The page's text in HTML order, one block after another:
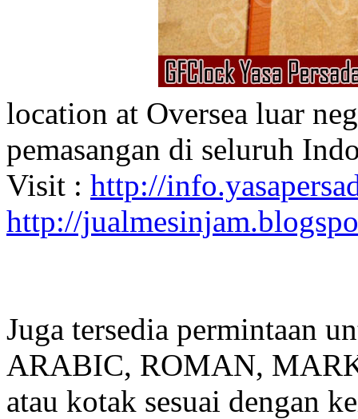
location at Oversea luar
pemasangan di seluruh
Visit : http://
http://
Juga tersedia permintaan
ARABIC, ROMAN,
atau kotak sesuai dengan